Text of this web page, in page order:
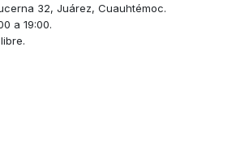
32, Juárez, Cuauhtémoc.
a 19:00.